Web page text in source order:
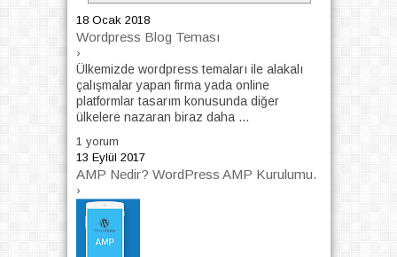
18 Ocak 2018
Wordpress Blog Teması
›
Ülkemizde wordpress temaları ile alakalı
çalışmalar yapan firma yada online
platformlar tasarım konusunda diğer
ülkelere nazaran biraz daha ...
1 yorum
13 Eylül 2017
AMP Nedir? WordPress AMP Kurulumu.
›